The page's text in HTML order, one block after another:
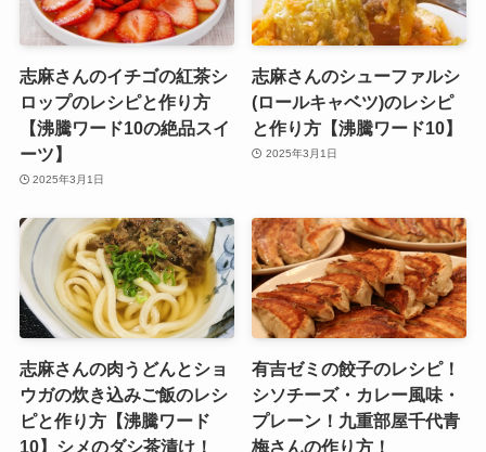
志麻さんのイチゴの紅茶シ
ロップのレシピと作り方
【沸騰ワード10の絶品スイ
ーツ】
2025年3月1日
志麻さんのシューファルシ
(ロールキャベツ)のレシピ
と作り方【沸騰ワード10】
2025年3月1日
志麻さんの肉うどんとショ
ウガの炊き込みご飯のレシ
ピと作り方【沸騰ワード
10】シメのダシ茶漬け！
有吉ゼミの餃子のレシピ！
シソチーズ・カレー風味・
プレーン！九重部屋千代青
梅さんの作り方！